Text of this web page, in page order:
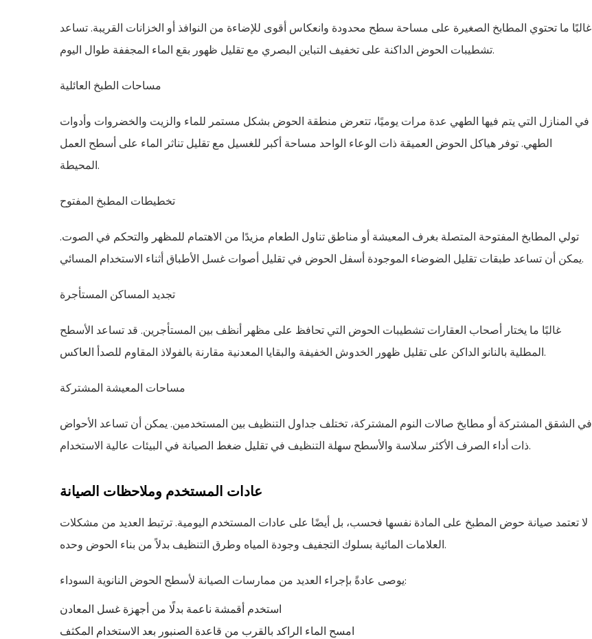
غالبًا ما تحتوي المطابخ الصغيرة على مساحة سطح محدودة وانعكاس أقوى للإضاءة من النوافذ أو الخزانات القريبة. تساعد
مساحات الطبخ العائلية
في المنازل التي يتم فيها الطهي عدة مرات يوميًا، تتعرض منطقة الحوض بشكل مستمر للماء والزيت والخضروات وأدوات
الطهي. توفر هياكل الحوض العميقة ذات الوعاء الواحد مساحة أكبر للغسيل مع تقليل تناثر الماء على أسطح العمل
تخطيطات المطبخ المفتوح
تولي المطابخ المفتوحة المتصلة بغرف المعيشة أو مناطق تناول الطعام مزيدًا من الاهتمام للمظهر والتحكم في الصوت.
تجديد المساكن المستأجرة
غالبًا ما يختار أصحاب العقارات تشطيبات الحوض التي تحافظ على مظهر أنظف بين المستأجرين. قد تساعد الأسطح
مساحات المعيشة المشتركة
في الشقق المشتركة أو مطابخ صالات النوم المشتركة، تختلف جداول التنظيف بين المستخدمين. يمكن أن تساعد الأحواض
عادات المستخدم وملاحظات الصيانة
لا تعتمد صيانة حوض المطبخ على المادة نفسها فحسب، بل أيضًا على عادات المستخدم اليومية. ترتبط العديد من مشكلات
يوصى عادةً بإجراء العديد من ممارسات الصيانة لأسطح الحوض النانوية السوداء:
استخدم أقمشة ناعمة بدلًا من أجهزة غسل المعادن
امسح الماء الراكد بالقرب من قاعدة الصنبور بعد الاستخدام المكثف